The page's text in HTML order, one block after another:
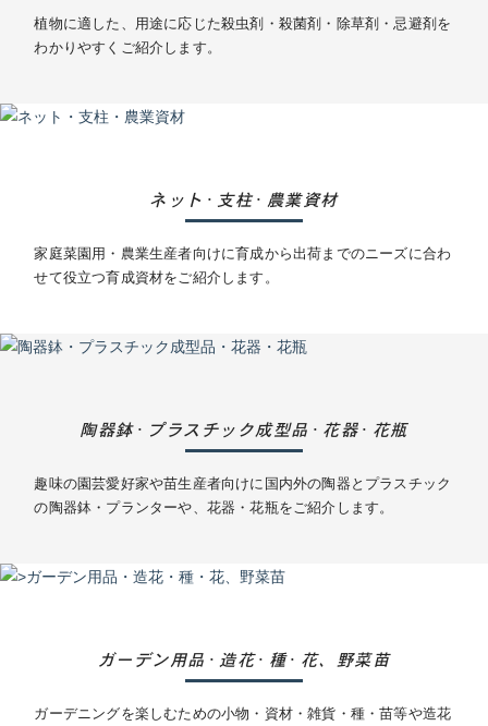
植物に適した、用途に応じた殺虫剤・殺菌剤・除草剤・忌避剤を
わかりやすくご紹介します。
ネット ・ 支柱 ・ 農業資材
家庭菜園用・農業生産者向けに育成から出荷までのニーズに合わ
せて役立つ育成資材をご紹介します。
陶器鉢・ プラスチック成型品 ・ 花器 ・ 花瓶
趣味の園芸愛好家や苗生産者向けに国内外の陶器とプラスチック
の陶器鉢・プランターや、花器・花瓶をご紹介します。
ガーデン用品 ・ 造花 ・ 種 ・ 花、野菜苗
ガーデニングを楽しむための小物・資材・雑貨・種・苗等や造花